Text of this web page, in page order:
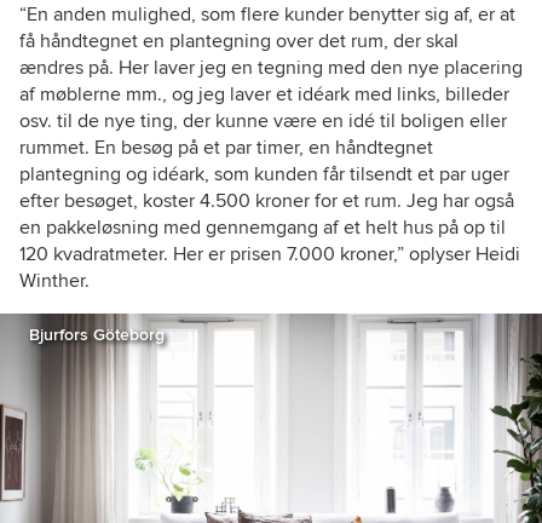
“En anden mulighed, som flere kunder benytter sig af, er at
få håndtegnet en plantegning over det rum, der skal
ændres på. Her laver jeg en tegning med den nye placering
af møblerne mm., og jeg laver et idéark med links, billeder
osv. til de nye ting, der kunne være en idé til boligen eller
rummet. En besøg på et par timer, en håndtegnet
plantegning og idéark, som kunden får tilsendt et par uger
efter besøget, koster 4.500 kroner for et rum. Jeg har også
en pakkeløsning med gennemgang af et helt hus på op til
120 kvadratmeter. Her er prisen 7.000 kroner,” oplyser Heidi
Winther.
Bjurfors Göteborg